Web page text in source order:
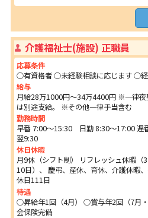
介護福祉士(施設) 正職員
応募条件
○有資格者 ○未経験相談に応じます ○
給与
月給28万1000円～34万4400円 ※一律
は別途支給。 ※その他一律手当含む
勤務時間
早番 7:00～15:30 日勤 8:30～17:00
翌9:30
休日休暇
月9休（シフト制） リフレッシュ休暇（
10日）、 慶弔、産休、育休、介護休暇
休日111日
待遇
○昇給年1回（4月） ○賞与年2回（7月
会保険完備